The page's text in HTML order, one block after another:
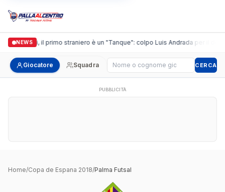
NEWS
Casalguidi, il primo straniero è un "Tanque": colpo Luis Andrada per il
Giocatore Squadra Cerca giocatore CERCA
PUBBLICITÀ
Home/Copa de Espana 2018/Palma Futsal